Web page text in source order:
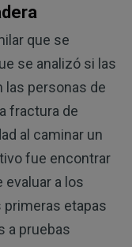
que se
se analizó si las
las personas de
fractura de
al caminar un
fue encontrar
a los
etapas
a pruebas